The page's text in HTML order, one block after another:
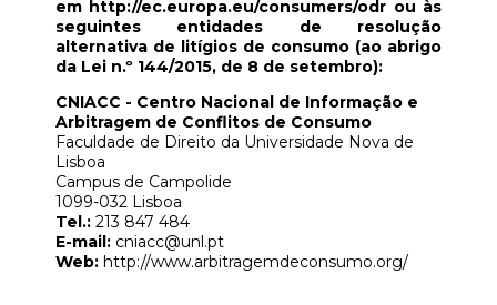
em http://ec.europa.eu/consumers/odr ou às
seguintes entidades de resolução
alternativa de litígios de consumo (ao abrigo
da Lei n.º 144/2015, de 8 de setembro):
CNIACC - Centro Nacional de Informação e
Arbitragem de Conflitos de Consumo
Faculdade de Direito da Universidade Nova de
Lisboa
Campus de Campolide
1099-032 Lisboa
Tel.: 213 847 484
E-mail: cniacc@unl.pt
Web: http://www.arbitragemdeconsumo.org/